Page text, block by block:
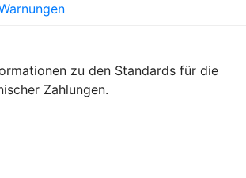
zu den Standards für die
Zahlungen.